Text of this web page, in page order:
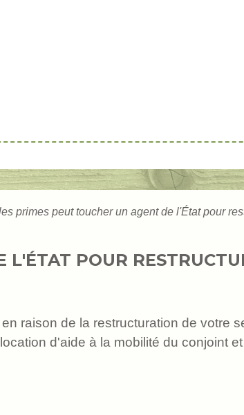
primes peut toucher un agent de l'État pour
L'ÉTAT POUR
raison de la restructuration de votre
d'aide à la mobilité du conjoint